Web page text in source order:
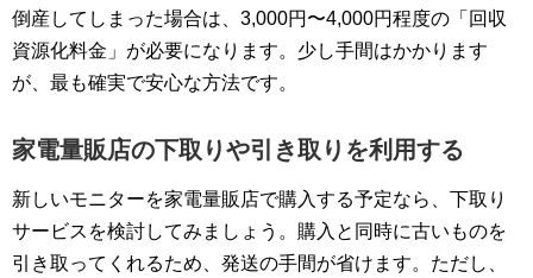
倒産してしまった場合は、3,000円〜4,000円程度の「回収
資源化料金」が必要になります。少し手間はかかります
が、最も確実で安心な方法です。
家電量販店の下取りや引き取りを利用する
新しいモニターを家電量販店で購入する予定なら、下取り
サービスを検討してみましょう。購入と同時に古いものを
引き取ってくれるため、発送の手間が省けます。ただし、